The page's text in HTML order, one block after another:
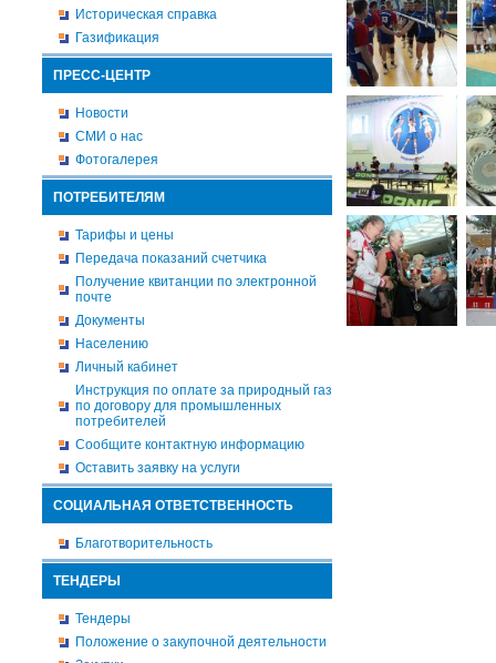
Историческая справка
Газификация
ПРЕСС-ЦЕНТР
Новости
СМИ о нас
Фотогалерея
ПОТРЕБИТЕЛЯМ
Тарифы и цены
Передача показаний счетчика
Получение квитанции по электронной
почте
Документы
Населению
Личный кабинет
Инструкция по оплате за природный газ
по договору для промышленных
потребителей
Сообщите контактную информацию
Оставить заявку на услуги
СОЦИАЛЬНАЯ ОТВЕТСТВЕННОСТЬ
Благотворительность
ТЕНДЕРЫ
Тендеры
Положение о закупочной деятельности